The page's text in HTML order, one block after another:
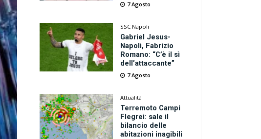
7 Agosto
SSC Napoli
Gabriel Jesus-
Napoli, Fabrizio
Romano: “C’è il sì
dell’attaccante”
7 Agosto
Attualità
Terremoto Campi
Flegrei: sale il
bilancio delle
abitazioni inagibili